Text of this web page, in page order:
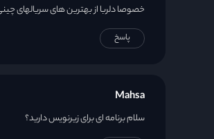
خصوصا دلربا از بهترین های سریالهای
پاسخ
Mahsa
سلام برنامه ای برای زیرنویس دارید؟